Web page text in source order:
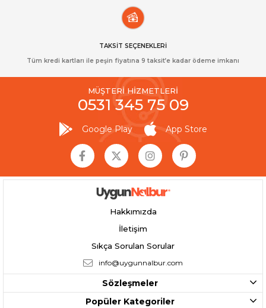
TAKSİT SEÇENEKLERİ
Tüm kredi kartları ile peşin fiyatına 9 taksit’e kadar ödeme imkanı
MÜŞTERİ HİZMETLERİ
0531 345 75 09
Google Play App Store
Hakkımızda
İletişim
Sıkça Sorulan Sorular
info@uygunnalbur.com
Sözleşmeler
Popüler Kategoriler